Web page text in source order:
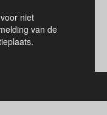
niet
van de